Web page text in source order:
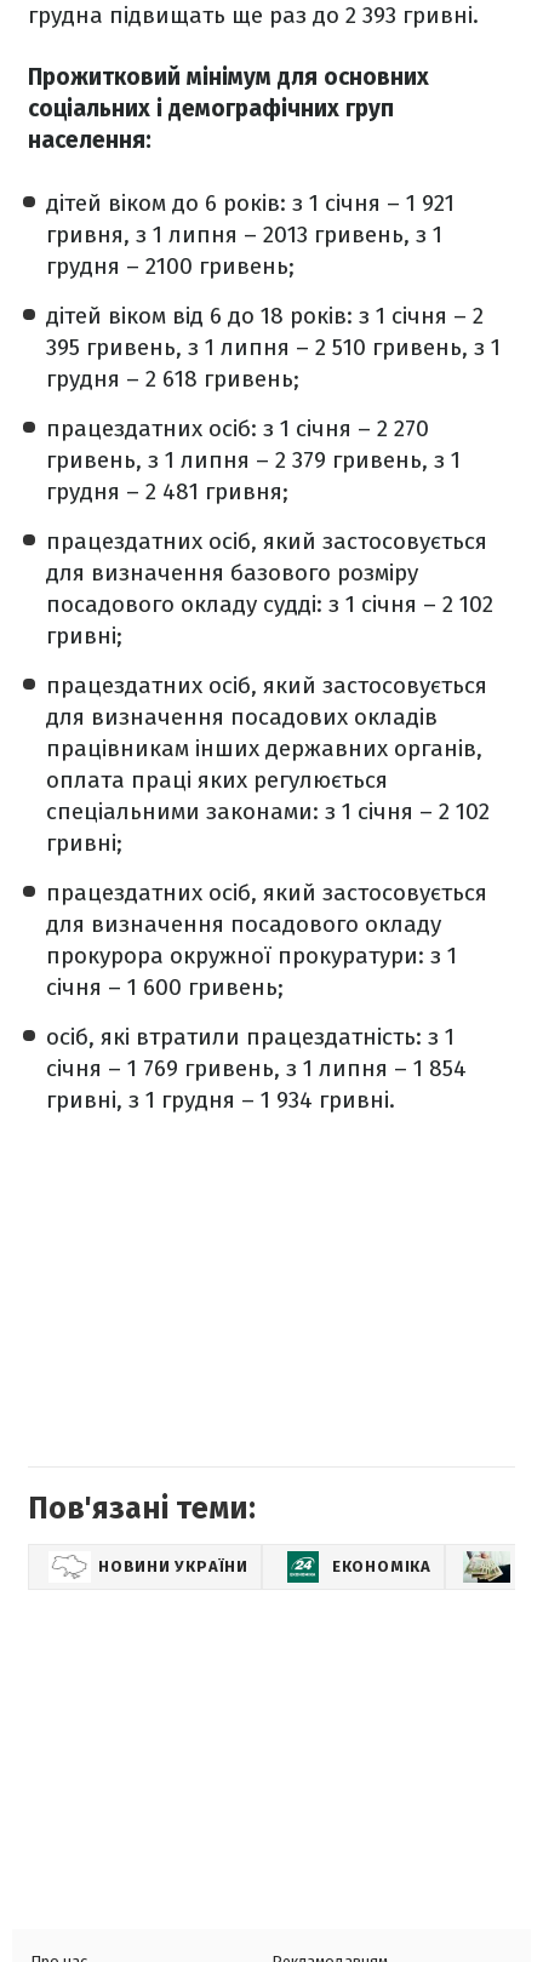
грудна підвищать ще раз до 2 393 гривні.
Прожитковий мінімум для основних
соціальних і демографічних груп
населення:
дітей віком до 6 років: з 1 січня – 1 921
гривня, з 1 липня – 2013 гривень, з 1
грудня – 2100 гривень;
дітей віком від 6 до 18 років: з 1 січня – 2
395 гривень, з 1 липня – 2 510 гривень, з 1
грудня – 2 618 гривень;
працездатних осіб: з 1 січня – 2 270
гривень, з 1 липня – 2 379 гривень, з 1
грудня – 2 481 гривня;
працездатних осіб, який застосовується
для визначення базового розміру
посадового окладу судді: з 1 січня – 2 102
гривні;
працездатних осіб, який застосовується
для визначення посадових окладів
працівникам інших державних органів,
оплата праці яких регулюється
спеціальними законами: з 1 січня – 2 102
гривні;
працездатних осіб, який застосовується
для визначення посадового окладу
прокурора окружної прокуратури: з 1
січня – 1 600 гривень;
осіб, які втратили працездатність: з 1
січня – 1 769 гривень, з 1 липня – 1 854
гривні, з 1 грудня – 1 934 гривні.
Пов'язані теми:
НОВИНИ УКРАЇНИ ЕКОНОМІКА